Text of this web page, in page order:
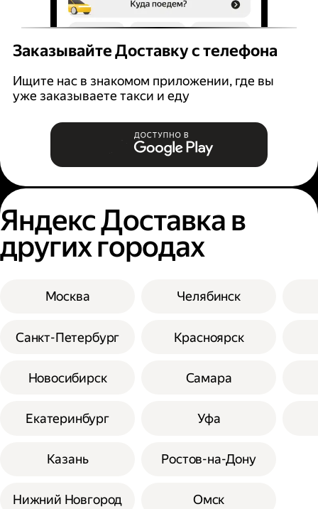
Заказывайте Доставку с телефона
Ищите нас в знакомом приложении, где вы
уже заказываете такси и еду
Яндекс Доставка в
других городах
Москва
Санкт-Петербург
Новосибирск
Екатеринбург
Казань
Нижний Новгород
Челябинск
Красноярск
Самара
Уфа
Ростов-на-Дону
Омск